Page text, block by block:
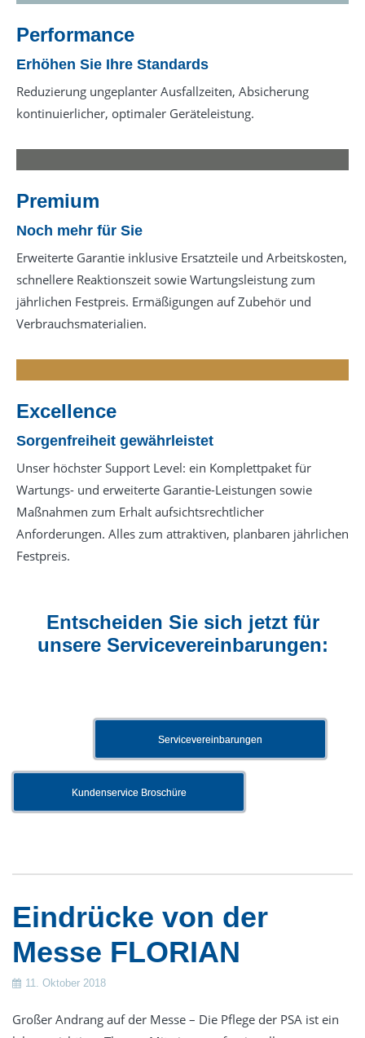
Performance
Erhöhen Sie Ihre Standards
Reduzierung ungeplanter Ausfallzeiten, Absicherung
kontinuierlicher, optimaler Geräteleistung.
Premium
Noch mehr für Sie
Erweiterte Garantie inklusive Ersatzteile und Arbeitskosten,
schnellere Reaktionszeit sowie Wartungsleistung zum
jährlichen Festpreis. Ermäßigungen auf Zubehör und
Verbrauchsmaterialien.
Excellence
Sorgenfreiheit gewährleistet
Unser höchster Support Level: ein Komplettpaket für
Wartungs- und erweiterte Garantie-Leistungen sowie
Maßnahmen zum Erhalt aufsichtsrechtlicher
Anforderungen. Alles zum attraktiven, planbaren jährlichen
Festpreis.
Entscheiden Sie sich jetzt für
unsere Servicevereinbarungen:
Servicevereinbarungen
Kundenservice Broschüre
Eindrücke von der
Messe FLORIAN
11. Oktober 2018
Großer Andrang auf der Messe – Die Pflege der PSA ist ein